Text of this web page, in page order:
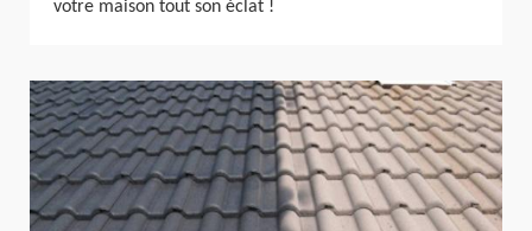
votre maison tout son éclat !